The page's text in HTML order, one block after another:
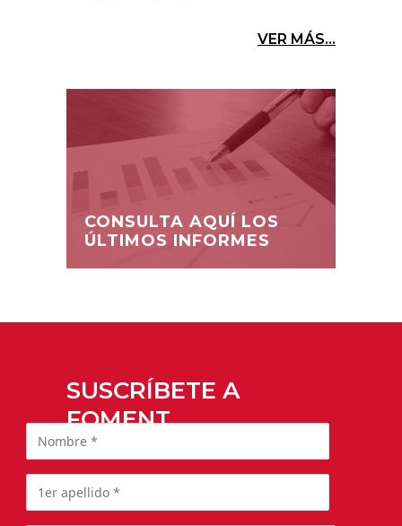
VER MÁS...
CONSULTA AQUÍ LOS
ÚLTIMOS INFORMES
SUSCRÍBETE A
FOMENT